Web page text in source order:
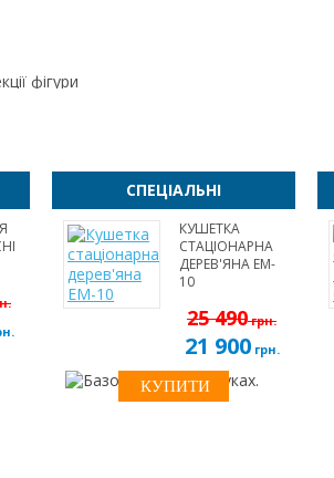
фігури
СПЕЦІАЛЬНІ
КУШЕТКА
СТАЦІОНАРНА
ДЕРЕВ'ЯНА EM-
10
25 490грн.
21 900грн.